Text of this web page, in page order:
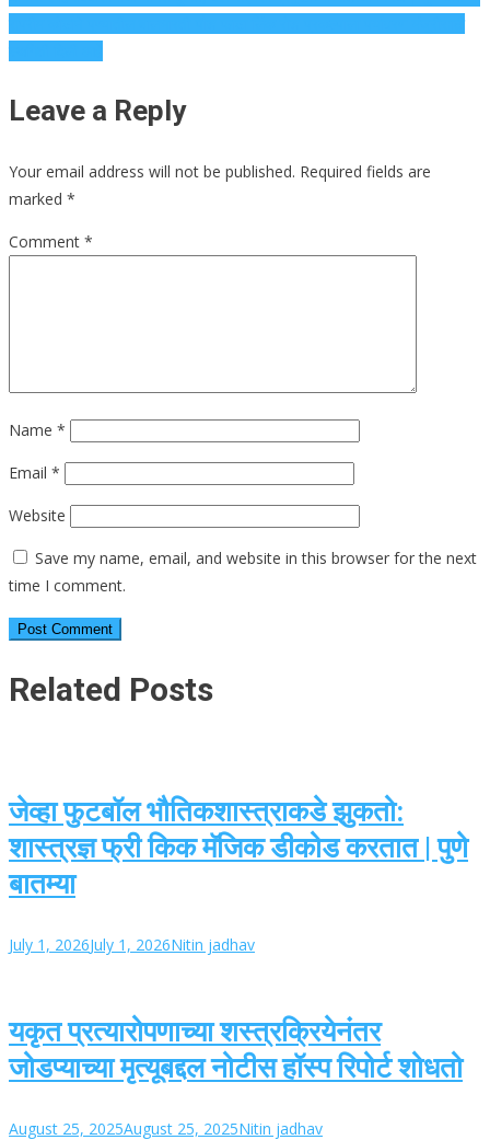
Leave a Reply
Your email address will not be published. Required fields are
marked *
Comment *
Name *
Email *
Website
Save my name, email, and website in this browser for the next
time I comment.
Related Posts
जेव्हा फुटबॉल भौतिकशास्त्राकडे झुकतो:
शास्त्रज्ञ फ्री किक मॅजिक डीकोड करतात | पुणे
बातम्या
July 1, 2026July 1, 2026Nitin jadhav
यकृत प्रत्यारोपणाच्या शस्त्रक्रियेनंतर
जोडप्याच्या मृत्यूबद्दल नोटीस हॉस्प रिपोर्ट शोधतो
August 25, 2025August 25, 2025Nitin jadhav